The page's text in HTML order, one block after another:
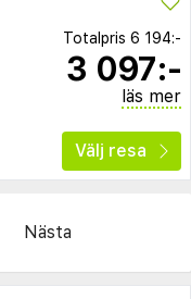
Totalpris 6 194:-
3 097:-
läs mer
Välj resa
Nästa